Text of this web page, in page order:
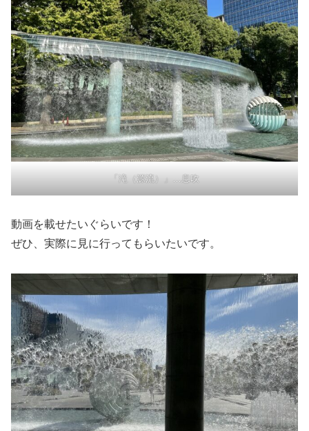
「滝（源流）」…息吹
動画を載せたいぐらいです！
ぜひ、実際に見に行ってもらいたいです。